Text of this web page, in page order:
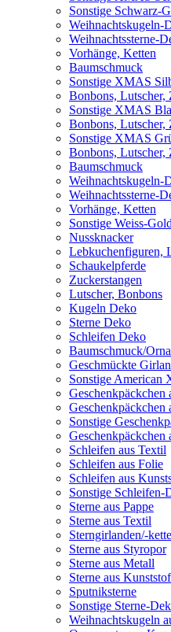
Sonstige Schwarz-
Weihnachtskugeln-
Weihnachtssterne-
Vorhänge, Ketten
Baumschmuck
Sonstige XMAS
Bonbons, Lutscher,
Sonstige XMAS
Bonbons, Lutscher,
Sonstige XMAS
Bonbons, Lutscher,
Baumschmuck
Weihnachtskugeln-
Weihnachtssterne-
Vorhänge, Ketten
Sonstige Weiss-
Nussknacker
Lebkuchenfiguren,
Schaukelpferde
Zuckerstangen
Lutscher, Bonbons
Kugeln Deko
Sterne Deko
Schleifen Deko
Baumschmuck/
Geschmückte
Sonstige American
Geschenkpäckchen
Sonstige
Geschenkpäckchen
Schleifen aus Textil
Schleifen aus Folie
Schleifen aus
Sonstige Schleifen-
Sterne aus Pappe
Sterne aus Textil
Sterngirlanden/-
Sterne aus Styropor
Sterne aus Metall
Sterne aus
Sputniksterne
Sonstige Sterne-
Weihnachtskugeln